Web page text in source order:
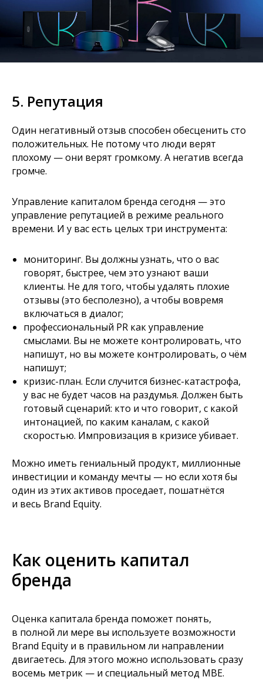
5. Репутация
Один негативный отзыв способен обесценить сто
положительных. Не потому что люди верят
плохому — они верят громкому. А негатив всегда
громче.
Управление капиталом бренда сегодня — это
управление репутацией в режиме реального
времени. И у вас есть целых три инструмента:
мониторинг. Вы должны узнать, что о вас
говорят, быстрее, чем это узнают ваши
клиенты. Не для того, чтобы удалять плохие
отзывы (это бесполезно), а чтобы вовремя
включаться в диалог;
профессиональный PR как управление
смыслами. Вы не можете контролировать, что
напишут, но вы можете контролировать, о чём
напишут;
кризис-план. Если случится бизнес-катастрофа,
у вас не будет часов на раздумья. Должен быть
готовый сценарий: кто и что говорит, с какой
интонацией, по каким каналам, с какой
скоростью. Импровизация в кризисе убивает.
Можно иметь гениальный продукт, миллионные
инвестиции и команду мечты — но если хотя бы
один из этих активов проседает, пошатнётся
и весь Brand Equity.
Как оценить капитал
бренда
Оценка капитала бренда поможет понять,
в полной ли мере вы используете возможности
Brand Equity и в правильном ли направлении
двигаетесь. Для этого можно использовать сразу
восемь метрик — и специальный метод MBE.